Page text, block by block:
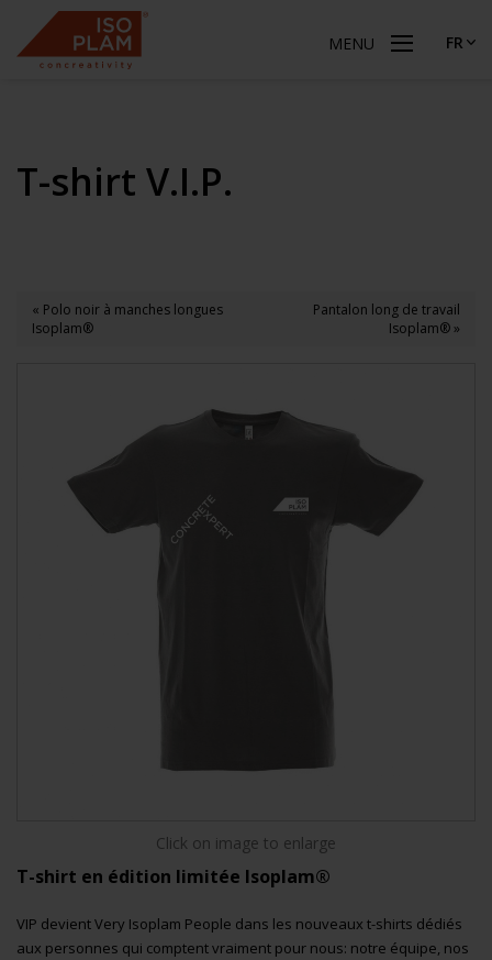
MENU FR
T-shirt V.I.P.
« Polo noir à manches longues
Isoplam®
Pantalon long de travail
Isoplam® »
Click on image to enlarge
T-shirt en édition limitée Isoplam®
VIP devient Very Isoplam People dans les nouveaux t-shirts dédiés
aux personnes qui comptent vraiment pour nous: notre équipe, nos